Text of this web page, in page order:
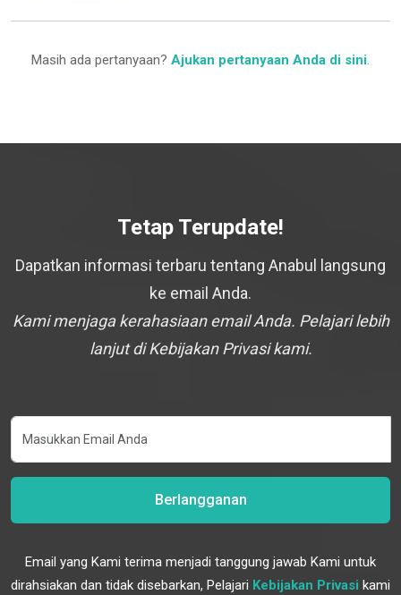
Masih ada pertanyaan? Ajukan pertanyaan Anda di sini.
Tetap Terupdate!
Dapatkan informasi terbaru tentang Anabul langsung
ke email Anda.
Kami menjaga kerahasiaan email Anda. Pelajari lebih
lanjut di Kebijakan Privasi kami.
Berlangganan
Email yang Kami terima menjadi tanggung jawab Kami untuk
dirahsiakan dan tidak disebarkan, Pelajari Kebijakan Privasi kami